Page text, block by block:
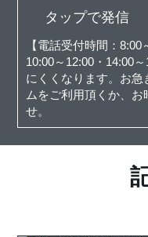
タップで発信
【電話受付時間：8:00
10:00～12:00・14:00
にくくなります。お
ムをご利用頂くか、
せ。